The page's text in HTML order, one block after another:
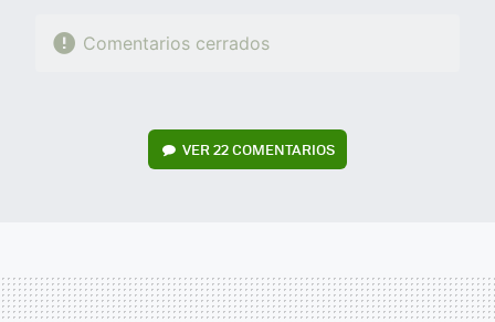
Comentarios cerrados
VER22 COMENTARIOS